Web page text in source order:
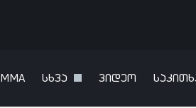
MMA სხვა ვიდეო